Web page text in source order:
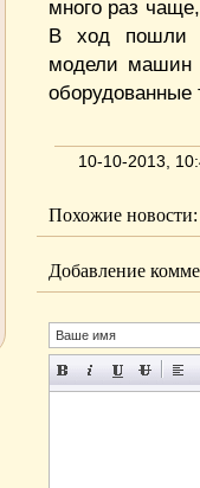
много раз
В ход пошли
модели машин
10-10-2013,
Похожие новости:
Добавление